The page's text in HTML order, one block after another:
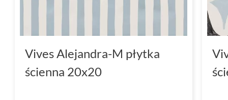
Vives Alejandra-M płytka
ścienna 20x20